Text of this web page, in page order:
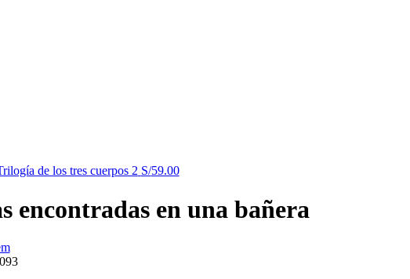
de los tres cuerpos 2 S/59.00
encontradas en una bañera